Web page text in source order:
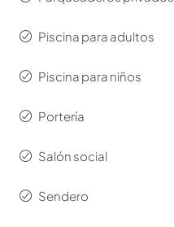
Piscina para adultos
Piscina para niños
Portería
Salón social
Sendero